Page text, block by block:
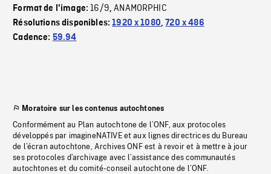
Format de l'image:16/9,ANAMORPHIC
Résolutions disponibles:1920 x 1080,720 x 486
Cadence: 59.94
Moratoire sur les contenus autochtones
Conformément au Plan autochtone de l’ONF, aux protocoles
développés par imagineNATIVE et aux lignes directrices du Bureau
de l’écran autochtone, Archives ONF est à revoir et à mettre à jour
ses protocoles d’archivage avec l’assistance des communautés
autochtones et du comité-conseil autochtone de l’ONF.